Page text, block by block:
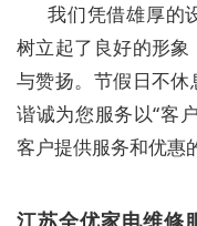
我们凭借雄厚的
树立起了良好的形
与赞扬。节假日不
谐诚为您服务以“客
客户提供服务和优惠